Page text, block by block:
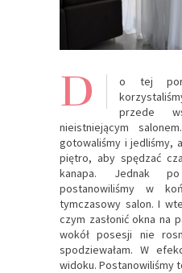
D
o tej
przede
nieistniejącym
gotowaliśmy i jedliśmy,
piętro, aby spędzać
kanapa. Jednak
postanowiliśmy w
tymczasowy salon. I
czym zasłonić okna na
wokół posesji nie
spodziewałam. W
widoku. Postanowiliśmy